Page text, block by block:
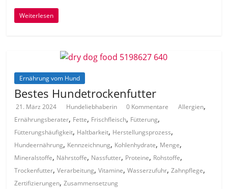
Weiterlesen
Ernährung vom Hund
Bestes Hundetrockenfutter
21. März 2024 Hundeliebhaberin 0 Kommentare Allergien,
Ernährungsberater, Fette, Frischfleisch, Fütterung,
Fütterungshäufigkeit, Haltbarkeit, Herstellungsprozess,
Hundeernährung, Kennzeichnung, Kohlenhydrate, Menge,
Mineralstoffe, Nährstoffe, Nassfutter, Proteine, Rohstoffe,
Trockenfutter,Verarbeitung,Vitamine,Wasserzufuhr,Zahnpflege,
Zertifizierungen,Zusammensetzung